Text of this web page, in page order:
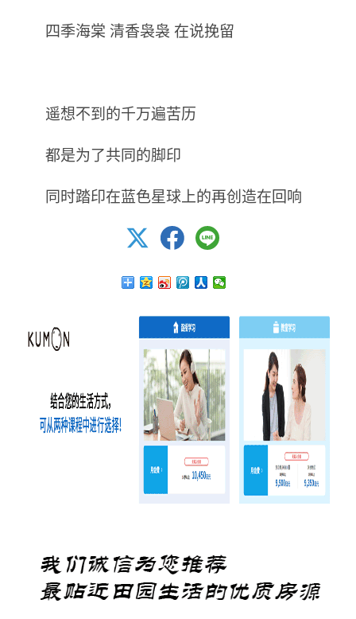
四季海棠 清香袅袅 在说挽留
遥想不到的千万遍苦历
都是为了共同的脚印
同时踏印在蓝色星球上的再创造在回响